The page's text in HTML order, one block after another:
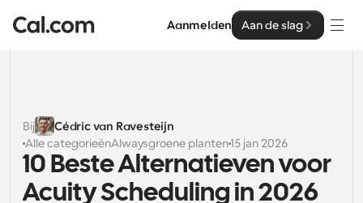
Aanmelden Aan de slag
Oplossingen
Op teamgrootte
Voor individuen
Persoonlijke planning eenvoudig gemaakt
Enterprise
Bij
Cédric van Ravesteijn
Alle categorieënAlwaysgroene planten15 jan 2026
10 Beste Alternatieven voor
Acuity Scheduling in 2026